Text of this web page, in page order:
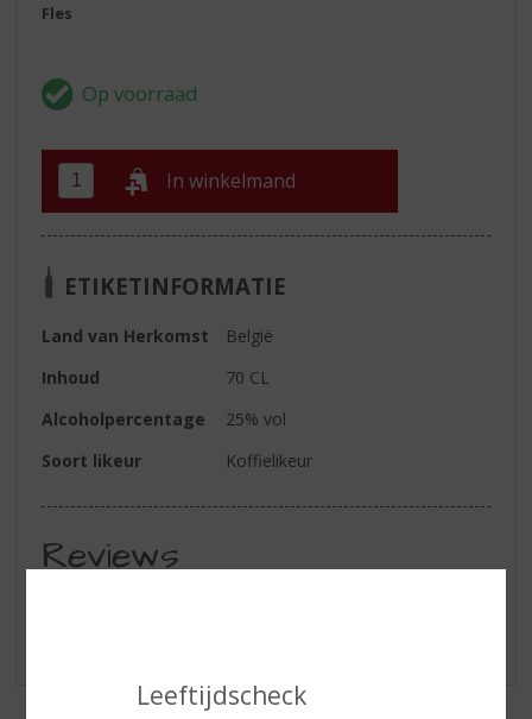
Leeftijdscheck
Fles
In winkelmand
ETIKETINFORMATIE
Land van Herkomst
België
Inhoud
70 CL
Alcoholpercentage
25% vol
Soort likeur
Koffielikeur
Reviews